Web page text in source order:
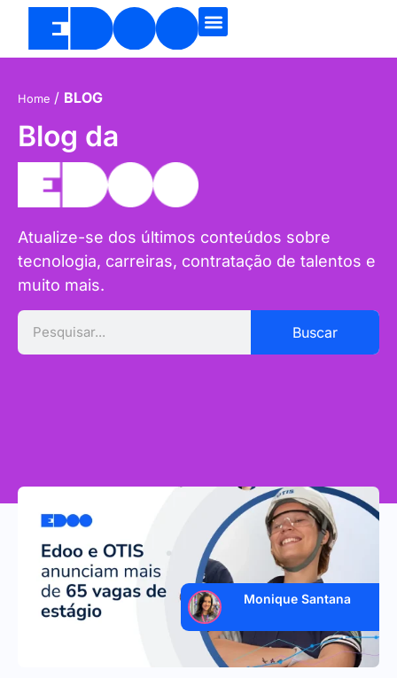
Home / BLOG
Blog da
Atualize-se dos últimos conteúdos sobre
tecnologia, carreiras, contratação de talentos e
muito mais.
Buscar
Monique Santana